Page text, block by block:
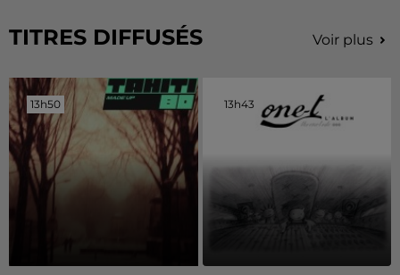
TITRES DIFFUSÉS Voir plus
13h50
13h50 13h43
13h43